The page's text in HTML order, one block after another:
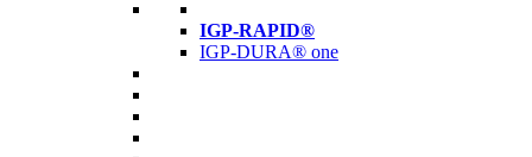
IGP-RAPID®
IGP-DURA® one